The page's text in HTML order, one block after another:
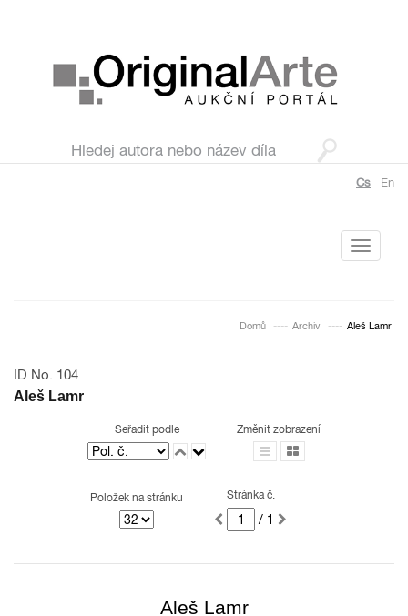
Cs En
Toggle
Domů Archiv Aleš Lamr
ID No. 104
Aleš Lamr
Seřadit podle Změnit zobrazení
Položek na stránku Stránka č.
/ 1
Aleš Lamr